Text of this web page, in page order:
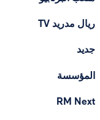
ريال مدريد TV
جديد
المؤسسة
RM Next